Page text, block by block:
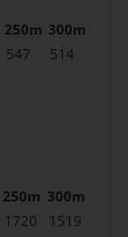
250m 300m
547 514
250m 300m
1720 1519